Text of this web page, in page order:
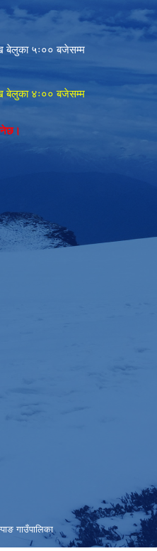
बेलुका ५ः०० बजेसम्म
बेलुका ४ः०० बजेसम्म
गाउँपालिका